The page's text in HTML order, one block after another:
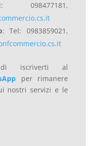
: Tel: 0983859021,
iscriverti al
per rimanere
nostri servizi e le